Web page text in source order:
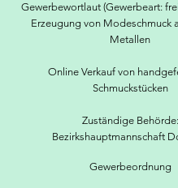
Gewerbewortlaut (Gewerbeart:
Erzeugung von Modeschmuck
Metallen
Online Verkauf von
Schmuckstücken
Zuständige Behörde:
Bezirkshauptmannschaft
Gewerbeordnung